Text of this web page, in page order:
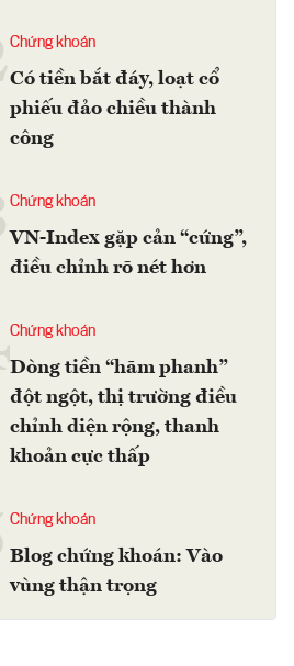
2Chứng khoán
Có tiền bắt đáy, loạt cổ
phiếu đảo chiều thành
công
Chứng khoán
VN-Index gặp cản “cứng”,
điều chỉnh rõ nét hơn
4Chứng khoán
Dòng tiền “hãm phanh”
đột ngột, thị trường điều
chỉnh diện rộng, thanh
khoản cực thấp
Chứng khoán
Blog chứng khoán: Vào
vùng thận trọng